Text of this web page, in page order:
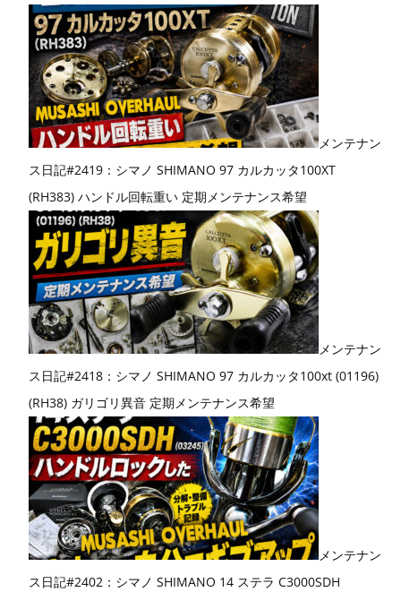
メンテナン
ス日記#2419：シマノ SHIMANO 97 カルカッタ100XT
(RH383) ハンドル回転重い 定期メンテナンス希望
メンテナン
ス日記#2418：シマノ SHIMANO 97 カルカッタ100xt (01196)
(RH38) ガリゴリ異音 定期メンテナンス希望
メンテナン
ス日記#2402：シマノ SHIMANO 14 ステラ C3000SDH